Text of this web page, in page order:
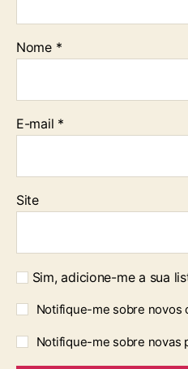
Nome *
E-mail *
Site
Sim, adicione-me a sua
Notifique-me sobre novos
Notifique-me sobre novas